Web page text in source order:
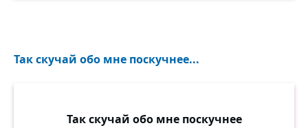
Так скучай обо мне поскучнее...
Так скучай обо мне поскучнее